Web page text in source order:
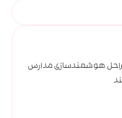
هوشمندسازی مدارس